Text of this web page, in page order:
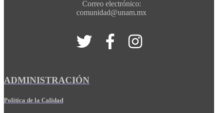
Correo electrónico:
comunidad@unam.mx
ADMINISTRACIÓN
Política de la Calidad